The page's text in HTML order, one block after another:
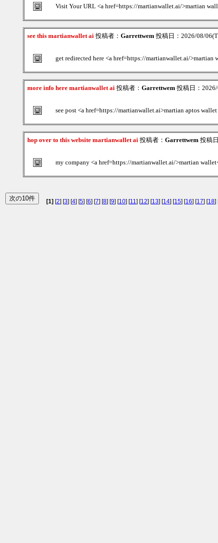
Visit Your URL <a href=https://martianwallet.ai/>martian
see this martianwallet ai 投稿者： Garrettwem 投稿日：2026/08/
get redirected here <a href=https://martianwallet.ai/>martian
more info here martianwallet ai 投稿者： Garrettwem 投稿日：
see post <a href=https://martianwallet.ai>martian aptos
hop over to this website martianwallet ai 投稿者： Garrettwem 投稿
my company <a href=https://martianwallet.ai/>martian
[1] [2] [3] [4] [5] [6] [7] [8] [9] [10] [11] [12] [13] [14] [15] [16] [17] [18]